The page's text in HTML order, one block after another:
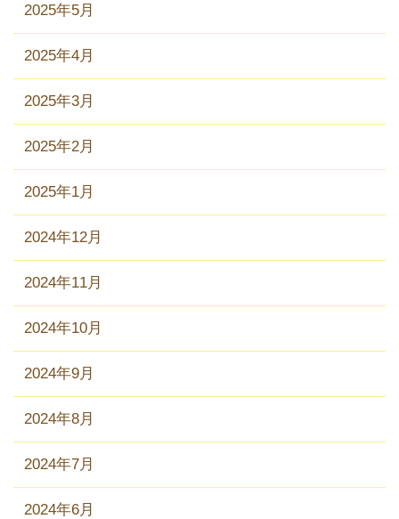
2025年5月
2025年4月
2025年3月
2025年2月
2025年1月
2024年12月
2024年11月
2024年10月
2024年9月
2024年8月
2024年7月
2024年6月